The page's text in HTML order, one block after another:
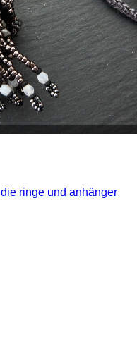
die ringe und anhänger